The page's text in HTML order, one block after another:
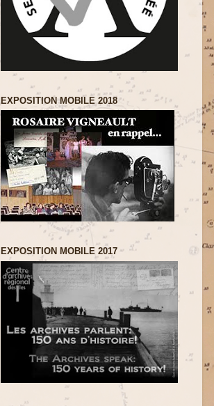
EXPOSITION MOBILE 2018
EXPOSITION MOBILE 2017